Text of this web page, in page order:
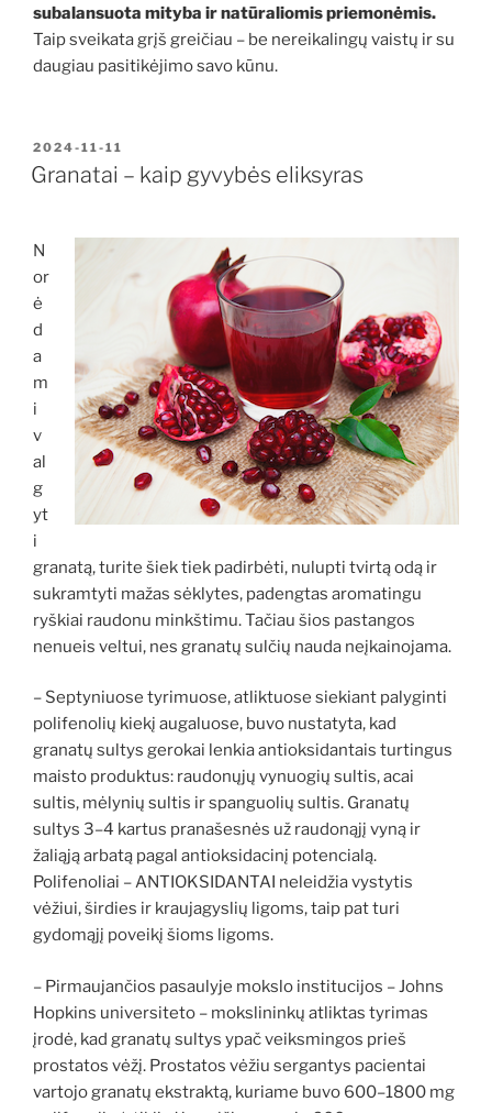
subalansuota mityba ir natūraliomis priemonėmis.
Taip sveikata grįš greičiau – be nereikalingų vaistų ir su
daugiau pasitikėjimo savo kūnu.
PASKELBTA
2024-11-11
Granatai – kaip gyvybės eliksyras
N
or
ė
d
a
m
i
v
al
g
yt
i
granatą, turite šiek tiek padirbėti, nulupti tvirtą odą ir
sukramtyti mažas sėklytes, padengtas aromatingu
ryškiai raudonu minkštimu. Tačiau šios pastangos
nenueis veltui, nes granatų sulčių nauda neįkainojama.
– Septyniuose tyrimuose, atliktuose siekiant palyginti
polifenolių kiekį augaluose, buvo nustatyta, kad
granatų sultys gerokai lenkia antioksidantais turtingus
maisto produktus: raudonųjų vynuogių sultis, acai
sultis, mėlynių sultis ir spanguolių sultis. Granatų
sultys 3–4 kartus pranašesnės už raudonąjį vyną ir
žaliąją arbatą pagal antioksidacinį potencialą.
Polifenoliai – ANTIOKSIDANTAI neleidžia vystytis
vėžiui, širdies ir kraujagyslių ligoms, taip pat turi
gydomąjį poveikį šioms ligoms.
– Pirmaujančios pasaulyje mokslo institucijos – Johns
Hopkins universiteto – mokslininkų atliktas tyrimas
įrodė, kad granatų sultys ypač veiksmingos prieš
prostatos vėžį. Prostatos vėžiu sergantys pacientai
vartojo granatų ekstraktą, kuriame buvo 600–1800 mg